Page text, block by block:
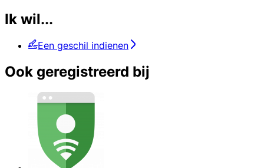
Ik wil...
Een geschil indienen
Ook geregistreerd bij